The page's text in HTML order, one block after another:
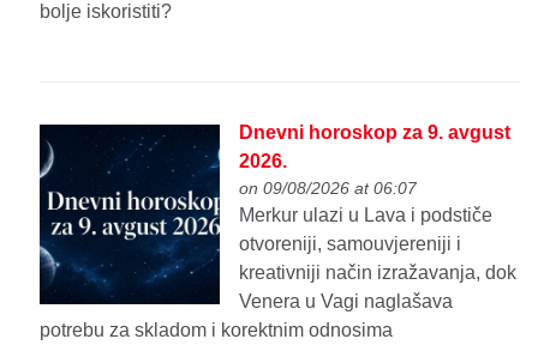
bolje iskoristiti?
Dnevni horoskop za 9. avgust
2026.
on 09/08/2026 at 06:07
Merkur ulazi u Lava i podstiče
otvoreniji, samouvjereniji i
kreativniji način izražavanja, dok
Venera u Vagi naglašava
potrebu za skladom i korektnim odnosima